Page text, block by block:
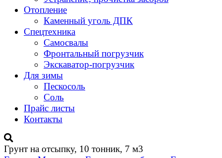
Отопление
Каменный уголь ДПК
Спецтехника
Самосвалы
Фронтальный погрузчик
Экскаватор-погрузчик
Для зимы
Пескосоль
Соль
Прайс листы
Контакты
Грунт на отсыпку, 10 тонник, 7 м3